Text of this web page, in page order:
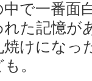
で一番面
た記憶が
けになっ
。